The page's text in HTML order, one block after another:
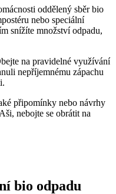
oddělený sběr‌ bio
nebo ‌speciální
snížíte množství odpadu,
na⁢ pravidelné využívání
nepříjemnému zápachu
‌připomínky‍ nebo ‌návrhy
nebojte ⁢se obrátit na
bio ​odpadu